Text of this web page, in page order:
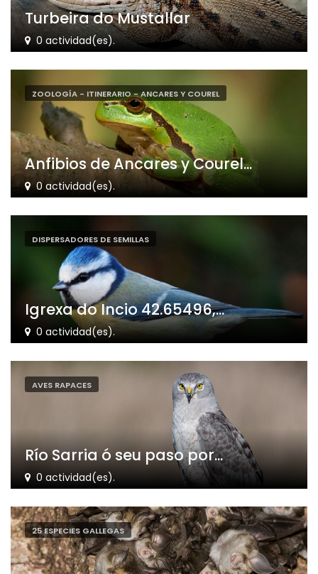
Turbeira do Mustallar
0 actividad(es).
ZOOLOGÍA - ITINERARIO - ANCARES Y COUREL
Anfibios de Ancares y Courel...
0 actividad(es).
DISPERSADORES DE SEMILLAS
Igrexa do Incio 42.65496,...
0 actividad(es).
AVES RAPACES
Río Sarria ó seu paso por...
0 actividad(es).
25 ESPECIES GALLEGAS